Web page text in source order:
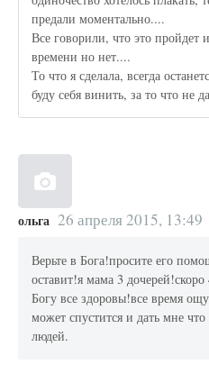
предали моментально....
Все говорили, что это
времени но нет....
То что я сделала, всегда
буду себя винить, за то что не
ольга 26 апреля 2015, 13:49
Верьте в Бога!просите его
оставит!я мама 3
Богу все здоровы!все время
может спустится и дать мне
людей.